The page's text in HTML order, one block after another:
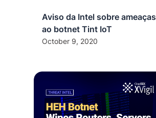
Aviso da Intel sobre ameaças
ao botnet Tint IoT
October 9, 2020